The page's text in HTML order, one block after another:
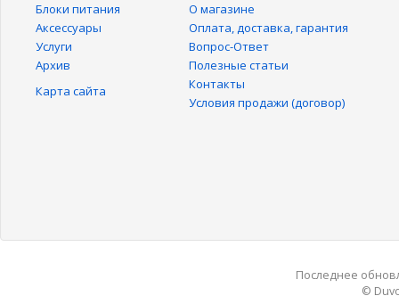
Блоки питания
Аксессуары
Услуги
Архив
Карта сайта
О магазине
Оплата, доставка, гарантия
Вопрос-Ответ
Полезные статьи
Контакты
Условия продажи (договор)
Последнее
©